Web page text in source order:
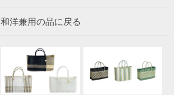
和洋兼用の品に戻る